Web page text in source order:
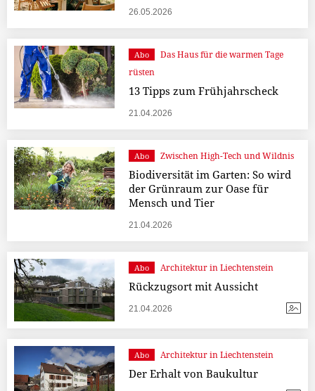
26.05.2026
Abo
Das Haus für die warmen Tage
rüsten
13 Tipps zum Frühjahrscheck
21.04.2026
Abo Zwischen High-Tech und Wildnis
Biodiversität im Garten: So wird
der Grünraum zur Oase für
Mensch und Tier
21.04.2026
Abo Architektur in Liechtenstein
Rückzugsort mit Aussicht
21.04.2026
Abo Architektur in Liechtenstein
Der Erhalt von Baukultur